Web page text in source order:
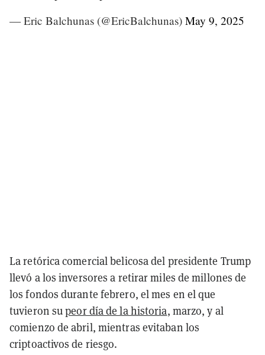
— Eric Balchunas (@EricBalchunas) May 9, 2025
La retórica comercial belicosa del presidente Trump
llevó a los inversores a retirar miles de millones de
los fondos durante febrero, el mes en el que
tuvieron supeor día de la historia, marzo, y al
comienzo de abril, mientras evitaban los
criptoactivos de riesgo.